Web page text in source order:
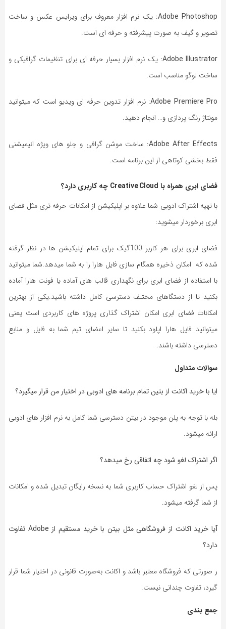
Adobe Photoshop: یک نرم افزار معروف برای ویرایس عکس و ساخت
تصویر و گیف به صورت پیشرفته و حرفه ای است.
Adobe Illustrator: یک نرم افزار بسیار حرفه ای برای تنظیمات گرافیکی و
ساخت لوگو مناسب است.
Adobe Premiere Pro: نرم افزار تدوین حرفه ای ویدیو است که میتوانید
مونتاژ رنگ پردازی و… انجام دهید.
Adobe After Effects: ساخت موشن گرافی و جلو های ویژه انیمیشنی
فقط بخشی کوتاهی از این برنامه است.
فضای ابری همراه با Creative Cloud چه کاربری دارد؟
با تهیه اشتراک ادوبی شما علاوه بر اپلیکیشن از امکانات حرفه تری مثل فضای
ابری برخوردار میشوید:
فضای ابری برای هر کاربر 100گیک برای تمام اپلیکیشن ها در نظر گرفته
شده که امکان ذخیره همگام سازی فایل هارا را به شما میدهد.شما میتوانید
با استفاده از فضای ابری برای نگهداری قالب های آماده یا فونت هارا آماده
بکنید تا از دستگاهای مختلف دسترسی کامل داشته باشید.یکی از بهترین
امکانات فضای ابری امکان اشتراک گذاری پروژه های کاربردی است یعنی
میتوانید فایل هارا اپلود بکنید تا سایر اعضای تیم شما به فایل و منابع
دسترسی داشته باشند.
سوالات متداول
ایا با خرید اکانت از بتین تمام برنامه های ادوبی در اختیار من قرار میگیرد؟
بله با توجه به پلن موجود در بیتن دسترسی شما کامل به نرم افزار های ادوبی
ارائه میشود.
اگر اشتراک لغو شود چه اتفاقی رخ میدهد؟
پس از لغو اشتراک حساب کاربری شما به نسخه رایگان تبدیل شده و امکانات
از شما گرفته میشود.
آیا خرید اکانت از فروشگاهی مثل بیتن با خرید مستقیم از Adobe تفاوت
دارد؟
ر صورتی که فروشگاه معتبر باشد و اکانت به‌صورت قانونی در اختیار شما قرار
گیرد، تفاوت چندانی نیست.
جمع بندی